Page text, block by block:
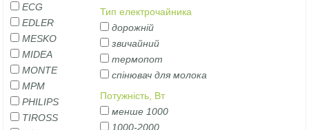
ECG
EDLER
MESKO
MIDEA
MONTE
MPM
PHILIPS
TIROSS
Тип електрочайника
дорожній
звичайний
термопот
спінювач для молока
Потужність, Вт
менше 1000
1000-2000